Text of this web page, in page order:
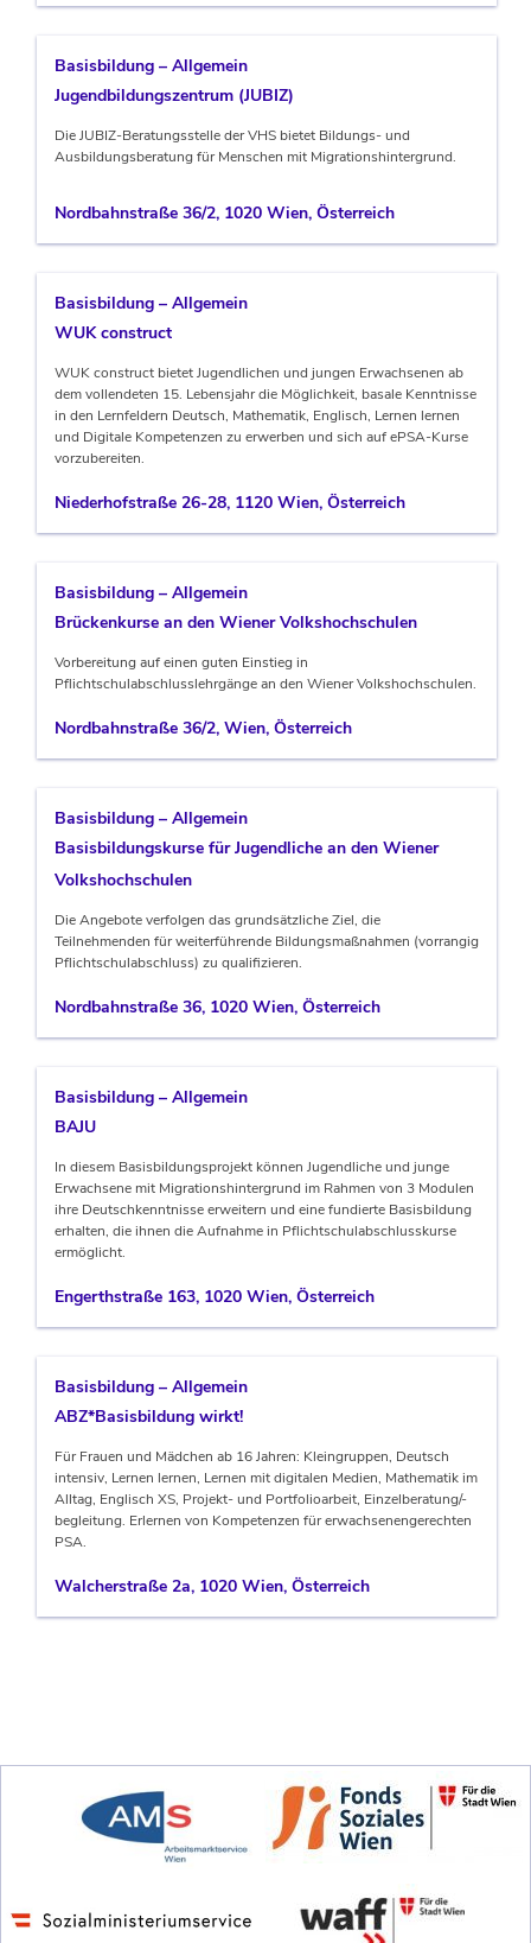
Basisbildung – Allgemein
Jugendbildungszentrum (JUBIZ)
Die JUBIZ-Beratungsstelle der VHS bietet Bildungs- und
Ausbildungsberatung für Menschen mit Migrationshintergrund.
Nordbahnstraße 36/2, 1020 Wien, Österreich
Basisbildung – Allgemein
WUK construct
WUK construct bietet Jugendlichen und jungen Erwachsenen ab
dem vollendeten 15. Lebensjahr die Möglichkeit, basale Kenntnisse
in den Lernfeldern Deutsch, Mathematik, Englisch, Lernen lernen
und Digitale Kompetenzen zu erwerben und sich auf ePSA-Kurse
vorzubereiten.
Niederhofstraße 26-28, 1120 Wien, Österreich
Basisbildung – Allgemein
Brückenkurse an den Wiener Volkshochschulen
Vorbereitung auf einen guten Einstieg in
Pflichtschulabschlusslehrgänge an den Wiener Volkshochschulen.
Nordbahnstraße 36/2, Wien, Österreich
Basisbildung – Allgemein
Basisbildungskurse für Jugendliche an den Wiener
Volkshochschulen
Die Angebote verfolgen das grundsätzliche Ziel, die
Teilnehmenden für weiterführende Bildungsmaßnahmen (vorrangig
Pflichtschulabschluss) zu qualifizieren.
Nordbahnstraße 36, 1020 Wien, Österreich
Basisbildung – Allgemein
BAJU
In diesem Basisbildungsprojekt können Jugendliche und junge
Erwachsene mit Migrationshintergrund im Rahmen von 3 Modulen
ihre Deutschkenntnisse erweitern und eine fundierte Basisbildung
erhalten, die ihnen die Aufnahme in Pflichtschulabschlusskurse
ermöglicht.
Engerthstraße 163, 1020 Wien, Österreich
Basisbildung – Allgemein
ABZ*Basisbildung wirkt!
Für Frauen und Mädchen ab 16 Jahren: Kleingruppen, Deutsch
intensiv, Lernen lernen, Lernen mit digitalen Medien, Mathematik im
Alltag, Englisch XS, Projekt- und Portfolioarbeit, Einzelberatung/-
begleitung. Erlernen von Kompetenzen für erwachsenengerechten
PSA.
Walcherstraße 2a, 1020 Wien, Österreich